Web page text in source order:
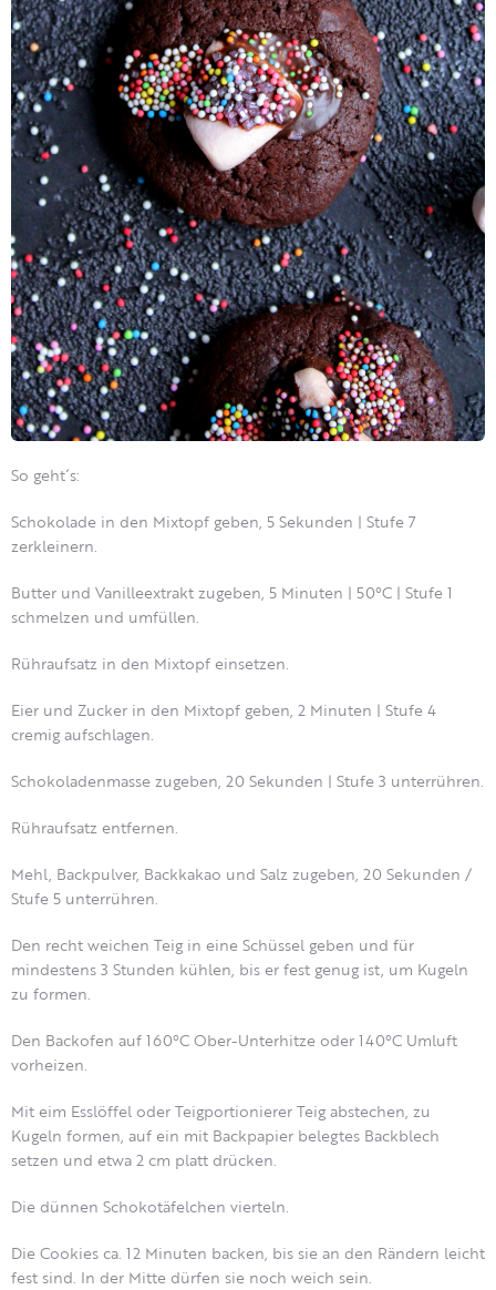
So geht´s:
Schokolade in den Mixtopf geben, 5 Sekunden | Stufe 7
zerkleinern.
Butter und Vanilleextrakt zugeben, 5 Minuten | 50°C | Stufe 1
schmelzen und umfüllen.
Rühraufsatz in den Mixtopf einsetzen.
Eier und Zucker in den Mixtopf geben, 2 Minuten | Stufe 4
cremig aufschlagen.
Schokoladenmasse zugeben, 20 Sekunden | Stufe 3 unterrühren.
Rühraufsatz entfernen.
Mehl, Backpulver, Backkakao und Salz zugeben, 20 Sekunden /
Stufe 5 unterrühren.
Den recht weichen Teig in eine Schüssel geben und für
mindestens 3 Stunden kühlen, bis er fest genug ist, um Kugeln
zu formen.
Den Backofen auf 160°C Ober-Unterhitze oder 140°C Umluft
vorheizen.
Mit eim Esslöffel oder Teigportionierer Teig abstechen, zu
Kugeln formen, auf ein mit Backpapier belegtes Backblech
setzen und etwa 2 cm platt drücken.
Die dünnen Schokotäfelchen vierteln.
Die Cookies ca. 12 Minuten backen, bis sie an den Rändern leicht
fest sind. In der Mitte dürfen sie noch weich sein.